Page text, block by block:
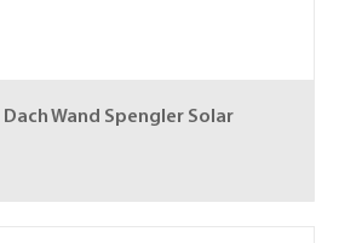
Dach Wand Spengler Solar